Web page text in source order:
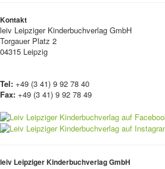
Kontakt
leiv Leipziger Kinderbuchverlag GmbH
Torgauer Platz 2
04315 Leipzig
Tel: +49 (3 41) 9 92 78 40
Fax: +49 (3 41) 9 92 78 49
leiv Leipziger Kinderbuchverlag GmbH